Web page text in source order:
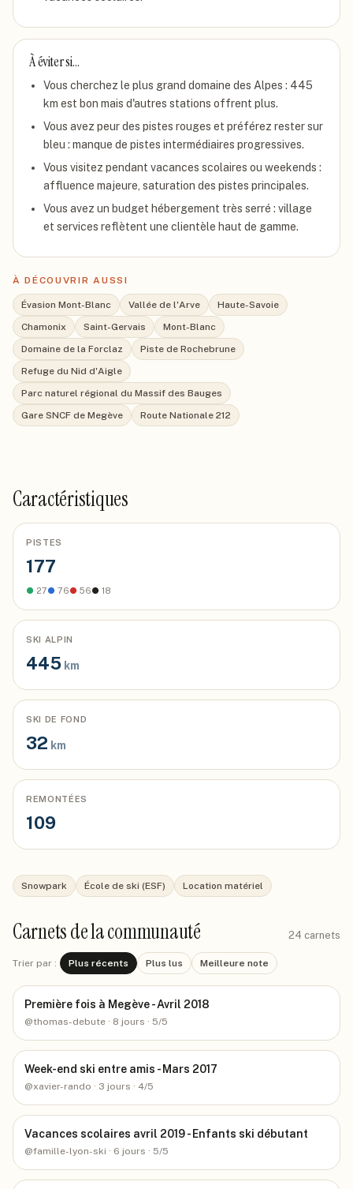
À éviter si…
Vous cherchez le plus grand domaine des Alpes : 445
km est bon mais d'autres stations offrent plus.
Vous avez peur des pistes rouges et préférez rester sur
bleu : manque de pistes intermédiaires progressives.
Vous visitez pendant vacances scolaires ou weekends :
affluence majeure, saturation des pistes principales.
Vous avez un budget hébergement très serré : village
et services reflètent une clientèle haut de gamme.
À DÉCOUVRIR AUSSI
Évasion Mont-Blanc Vallée de l'Arve
Haute-Savoie
Chamonix
Saint-Gervais
Mont-Blanc
Domaine de la Forclaz
Piste de Rochebrune
Refuge du Nid d'Aigle
Parc naturel régional du Massif des Bauges
Gare SNCF de Megève
Route Nationale 212
Caractéristiques
PISTES
177
● 27● 76● 56● 18
SKI ALPIN
445 km
SKI DE FOND
32 km
REMONTÉES
109
Snowpark École de ski (ESF) Location matériel
Carnets de la communauté 24 carnets
Trier par : Plus récents Plus lus Meilleure note
Première fois à Megève - Avril 2018
@thomas-debute · 8 jours · 5/5
Week-end ski entre amis - Mars 2017
@xavier-rando · 3 jours · 4/5
Vacances scolaires avril 2019 - Enfants ski débutant
@famille-lyon-ski · 6 jours · 5/5